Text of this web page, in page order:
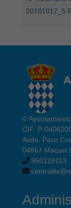
©
CIF: P-
Avda. Paco
04867 Macael
950128113